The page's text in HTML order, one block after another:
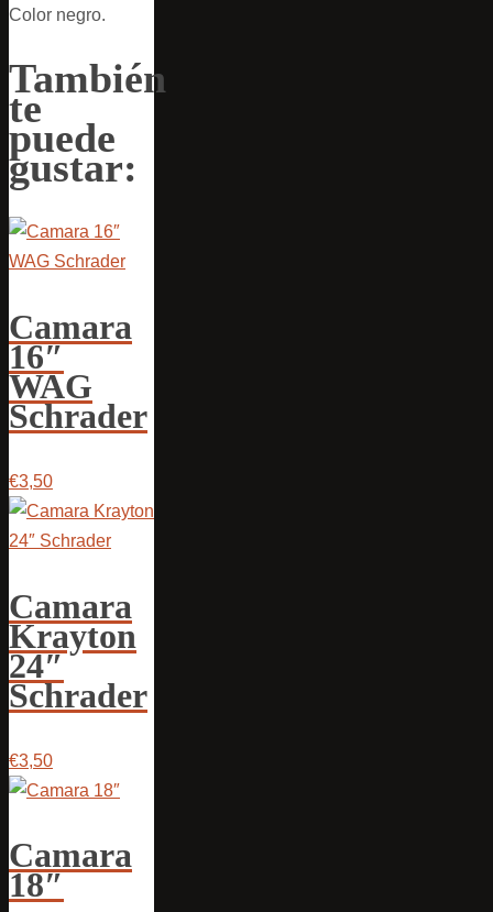
Color negro.
También
te
puede
gustar:
Camara
16″
WAG
Schrader
€3,50
Camara
Krayton
24″
Schrader
€3,50
Camara
18″